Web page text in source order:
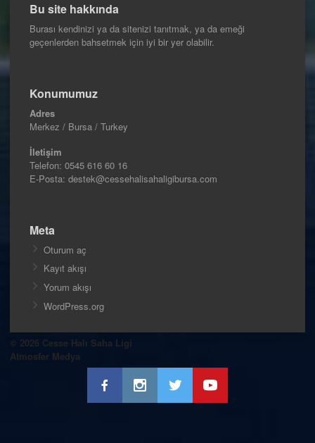
Bu site hakkında
Burası kendinizi ya da sitenizi tanıtmak, ya da emeği
geçenlerden bahsetmek için iyi bir yer olabilir.
Konumumuz
Adres
Merkez / Bursa / Turkey
İletişim
Telefon: 0545 616 60 16
E-Posta: destek@cessehalisahaligibursa.com
Meta
Oturum aç
Kayıt akışı
Yorum akışı
WordPress.org
© 2026 Cesse Halı Saha Ligi
Atmosfer Medya